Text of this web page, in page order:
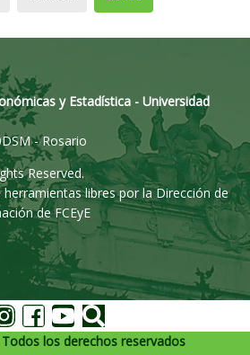
y Estadística - Universidad
- Rosario
Reserved.
libres por la Dirección de
de FCEyE
los derechos reservados